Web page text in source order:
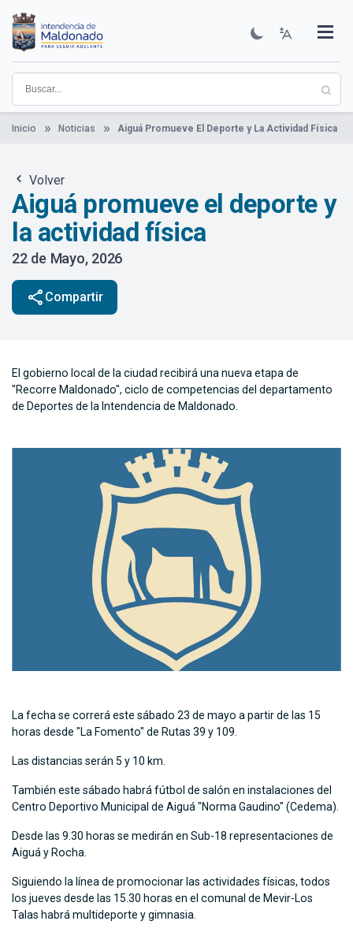
contenido
principal
Institucional
Municipios
Descubre Maldonado
Comunicación
Servicios
Guía De Trámites
Ver Noticias
Inicio Noticias Aiguá Promueve El Deporte y La Actividad Física
Volver
Aiguá promueve el deporte y
la actividad física
22 de Mayo, 2026
share Compartir
El gobierno local de la ciudad recibirá una nueva etapa de
"Recorre Maldonado", ciclo de competencias del departamento
de Deportes de la Intendencia de Maldonado.
La fecha se correrá este sábado 23 de mayo a partir de las 15
horas desde "La Fomento" de Rutas 39 y 109.
Las distancias serán 5 y 10 km.
También este sábado habrá fútbol de salón en instalaciones del
Centro Deportivo Municipal de Aiguá "Norma Gaudino" (Cedema).
Desde las 9.30 horas se medirán en Sub-18 representaciones de
Aiguá y Rocha.
Siguiendo la línea de promocionar las actividades físicas, todos
los jueves desde las 15.30 horas en el comunal de Mevir-Los
Talas habrá multideporte y gimnasia.